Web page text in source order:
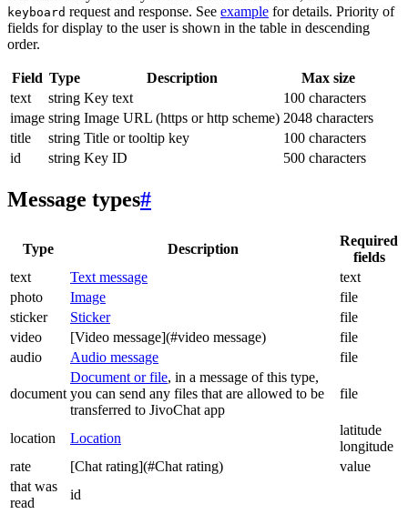
keyboard request and response. See example for details. Priority of
fields for display to the user is shown in the table in descending
order.
Field Type Description
Max size
text
string Key text
100 characters
image string Image URL (https or http scheme) 2048 characters
title
string Title or tooltip key
100 characters
id
string Key ID 500 characters
Message types#
Type Description
Required
fields
text
Text message
text
photo
Image
file
sticker
Sticker
file
video
[Video message](#video message)
file
audio
Audio message file
document
Document or file, in a message of this type,
you can send any files that are allowed to be
transferred to JivoChat app
file
location Location
latitude
longitude
rate
[Chat rating](#Chat rating)
value
that was
read
id